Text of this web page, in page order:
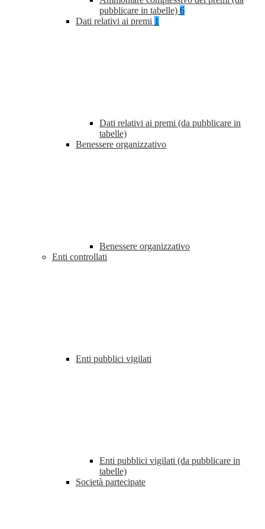
pubblicare in tabelle) 6
Dati relativi ai premi 1
Dati relativi ai premi (da pubblicare in
tabelle)
Benessere organizzativo
Benessere organizzativo
Enti controllati
Enti pubblici vigilati
Enti pubblici vigilati (da pubblicare in
tabelle)
Società partecipate